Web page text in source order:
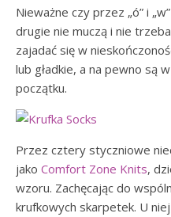
Nieważne czy przez „ó” i
drugie nie muczą i nie
zajadać się w
lub gładkie, a na pewno są
początku.
Przez cztery styczniowe
jako Comfort Zone Knits,
wzoru. Zachęcając do
krufkowych skarpetek. U